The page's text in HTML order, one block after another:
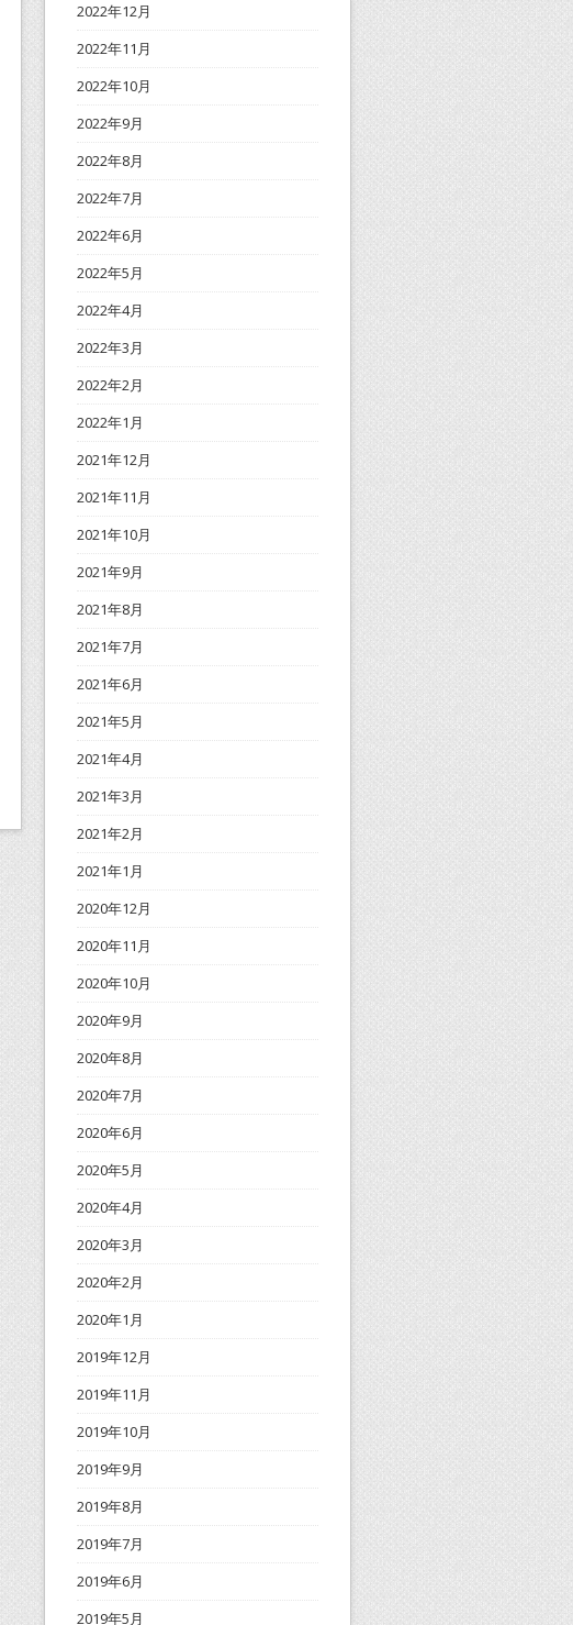
2022年12月
2022年11月
2022年10月
2022年9月
2022年8月
2022年7月
2022年6月
2022年5月
2022年4月
2022年3月
2022年2月
2022年1月
2021年12月
2021年11月
2021年10月
2021年9月
2021年8月
2021年7月
2021年6月
2021年5月
2021年4月
2021年3月
2021年2月
2021年1月
2020年12月
2020年11月
2020年10月
2020年9月
2020年8月
2020年7月
2020年6月
2020年5月
2020年4月
2020年3月
2020年2月
2020年1月
2019年12月
2019年11月
2019年10月
2019年9月
2019年8月
2019年7月
2019年6月
2019年5月